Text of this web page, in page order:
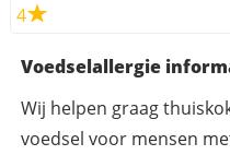
4
Voedselallergie
Wij helpen graag
voedsel voor mensen